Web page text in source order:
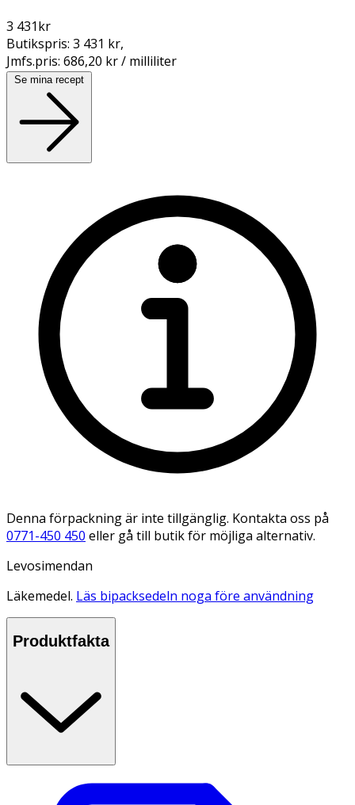
3 431kr
Butikspris: 3 431 kr,
Jmfs.pris: 686,20 kr / milliliter
Se mina recept
Denna förpackning är inte tillgänglig. Kontakta oss på
0771-450 450 eller gå till butik för möjliga alternativ.
Levosimendan
Läkemedel. Läs bipacksedeln noga före användning
Produktfakta